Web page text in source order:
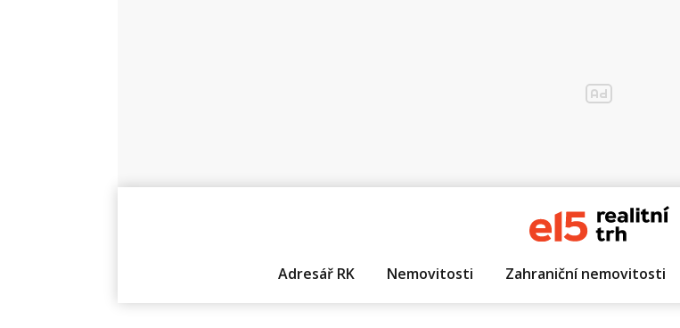
Adresář RK Nemovitosti Zahraniční nemovitosti